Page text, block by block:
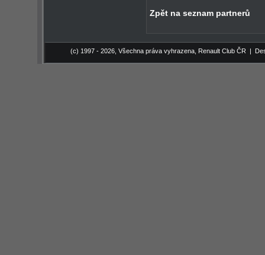
Zpět na seznam partnerů
(c) 1997 - 2026, Všechna práva vyhrazena, Renault Club ČR |